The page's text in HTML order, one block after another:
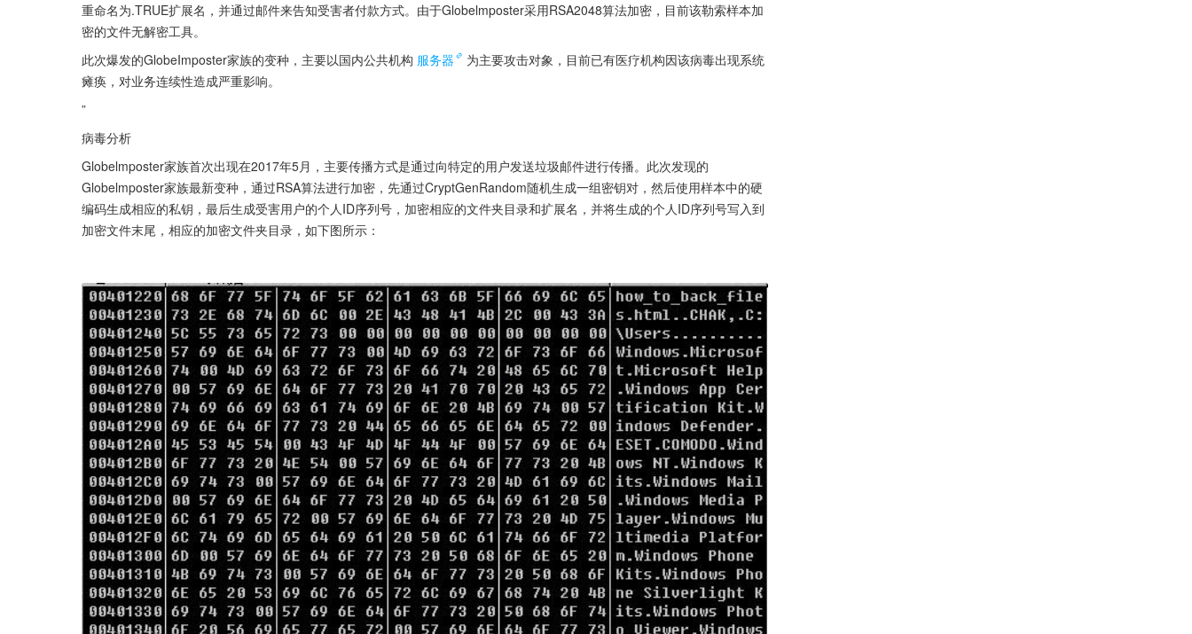
重命名为.TRUE扩展名，并通过邮件来告知受害者付款方式。由于Globelmposter采用RSA2048算法加密，目前该勒索样本加
密的文件无解密工具。
此次爆发的GlobeImposter家族的变种，主要以国内公共机构 服务器
为主要攻击对象，目前已有医疗机构因该病毒出现系统
瘫痪，对业务连续性造成严重影响。
”
病毒分析
Globelmposter家族首次出现在2017年5月，主要传播方式是通过向特定的用户发送垃圾邮件进行传播。此次发现的
Globelmposter家族最新变种，通过RSA算法进行加密，先通过CryptGenRandom随机生成一组密钥对，然后使用样本中的硬
编码生成相应的私钥，最后生成受害用户的个人ID序列号，加密相应的文件夹目录和扩展名，并将生成的个人ID序列号写入到
加密文件末尾，相应的加密文件夹目录，如下图所示：